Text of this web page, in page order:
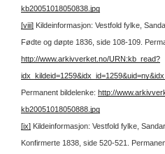
kb20051018050838.jpg
[viii] Kildeinformasjon: Vestfold fylke,
Fødte og døpte 1836, side 108-109.
http://www.arkivverket.no/URN:kb_read?
Permanent bildelenke: http://
kb20051018050888.jpg
[ix] Kildeinformasjon: Vestfold fylke,
Konfirmerte 1838, side 520-521.